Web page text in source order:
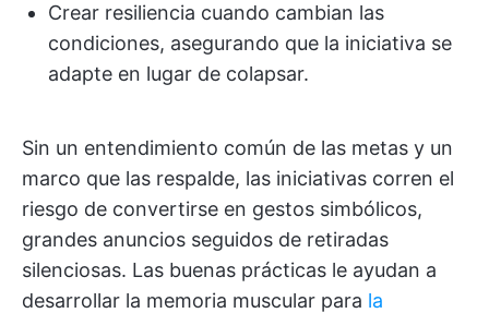
Crear resiliencia cuando cambian las
condiciones, asegurando que la iniciativa se
adapte en lugar de colapsar.
Sin un entendimiento común de las metas y un
marco que las respalde, las iniciativas corren el
riesgo de convertirse en gestos simbólicos,
grandes anuncios seguidos de retiradas
silenciosas. Las buenas prácticas le ayudan a
desarrollar la memoria muscular para la